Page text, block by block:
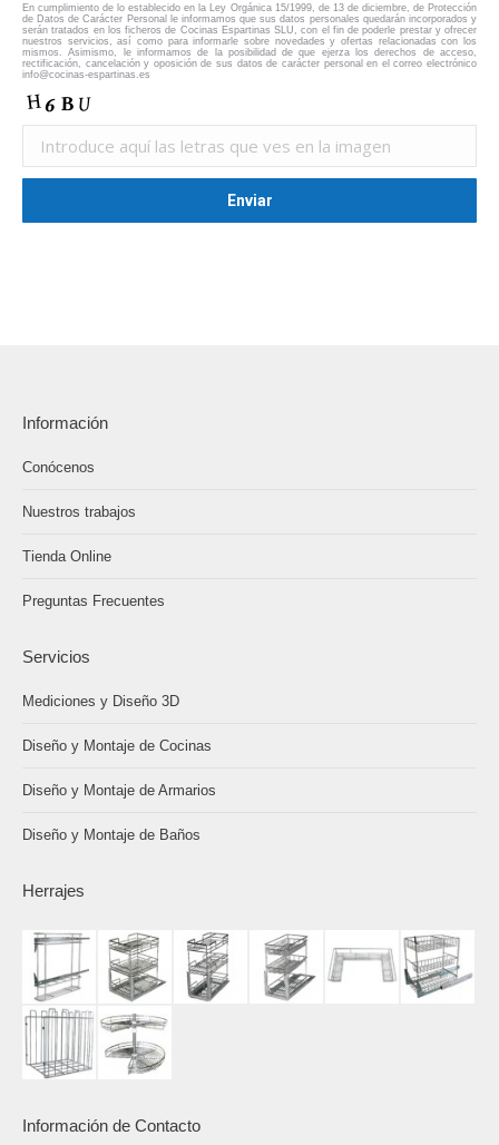
En cumplimiento de lo establecido en la Ley Orgánica 15/1999, de 13 de diciembre, de Protección
de Datos de Carácter Personal le informamos que sus datos personales quedarán incorporados y
serán tratados en los ficheros de Cocinas Espartinas SLU, con el fin de poderle prestar y ofrecer
nuestros servicios, así como para informarle sobre novedades y ofertas relacionadas con los
mismos. Asimismo, le informamos de la posibilidad de que ejerza los derechos de acceso,
rectificación, cancelación y oposición de sus datos de carácter personal en el correo electrónico
info@cocinas-espartinas.es
Información
Conócenos
Nuestros trabajos
Tienda Online
Preguntas Frecuentes
Servicios
Mediciones y Diseño 3D
Diseño y Montaje de Cocinas
Diseño y Montaje de Armarios
Diseño y Montaje de Baños
Herrajes
Información de Contacto